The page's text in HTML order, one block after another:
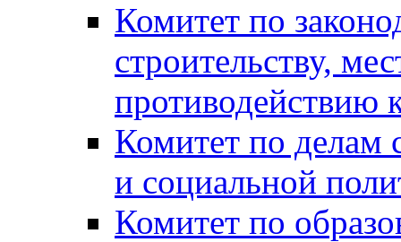
Комитет по
строительству,
противодействию
Комитет по делам
и социальной
Комитет по